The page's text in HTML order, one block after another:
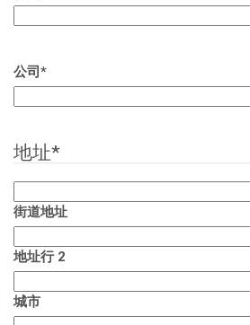
公司*
地址*
街道地址
地址行 2
城市